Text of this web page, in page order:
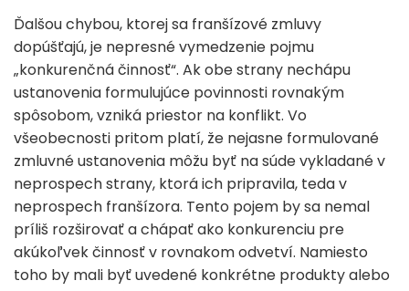
Ďalšou chybou, ktorej sa franšízové zmluvy
dopúšťajú, je nepresné vymedzenie pojmu
„konkurenčná činnosť“. Ak obe strany nechápu
ustanovenia formulujúce povinnosti rovnakým
spôsobom, vzniká priestor na konflikt. Vo
všeobecnosti pritom platí, že nejasne formulované
zmluvné ustanovenia môžu byť na súde vykladané v
neprospech strany, ktorá ich pripravila, teda v
neprospech franšízora. Tento pojem by sa nemal
príliš rozširovať a chápať ako konkurenciu pre
akúkoľvek činnosť v rovnakom odvetví. Namiesto
toho by mali byť uvedené konkrétne produkty alebo